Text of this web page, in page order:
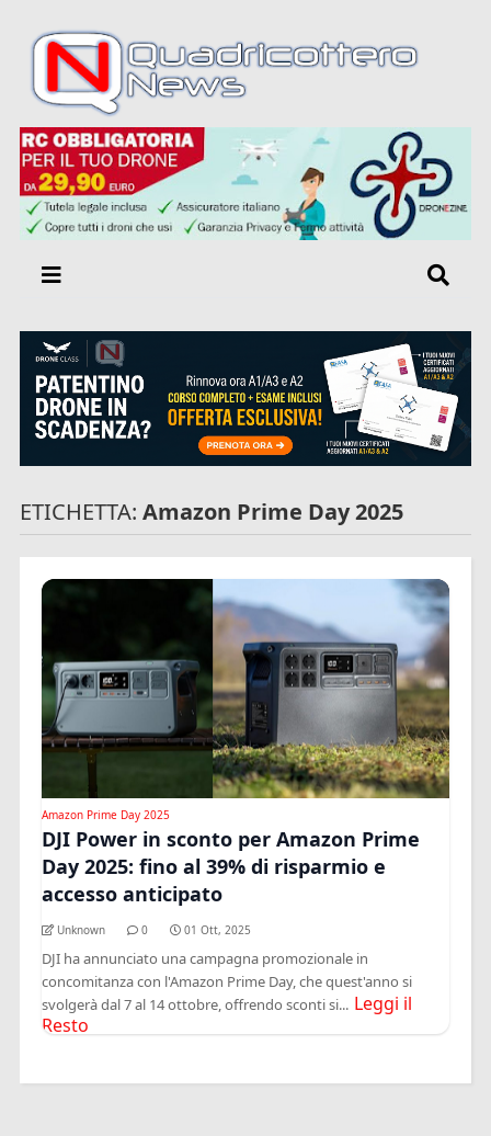
ETICHETTA:Amazon Prime Day 2025
Amazon Prime Day 2025
DJI Power in sconto per Amazon Prime
Day 2025: fino al 39% di risparmio e
accesso anticipato
Unknown 0 01 Ott, 2025
DJI ha annunciato una campagna promozionale in
concomitanza con l'Amazon Prime Day, che quest'anno si
svolgerà dal 7 al 14 ottobre, offrendo sconti si... Leggi il
Resto